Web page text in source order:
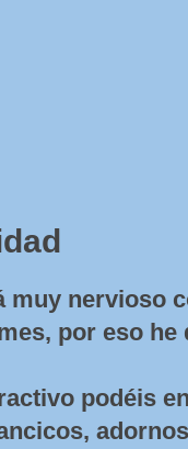
muy nervioso
por eso
podéis